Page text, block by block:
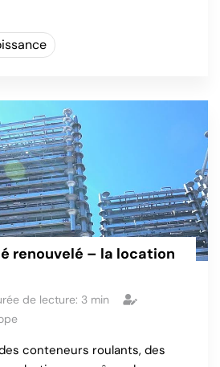
renouvelé – la location
de lecture: 3 min
conteneurs roulants, des